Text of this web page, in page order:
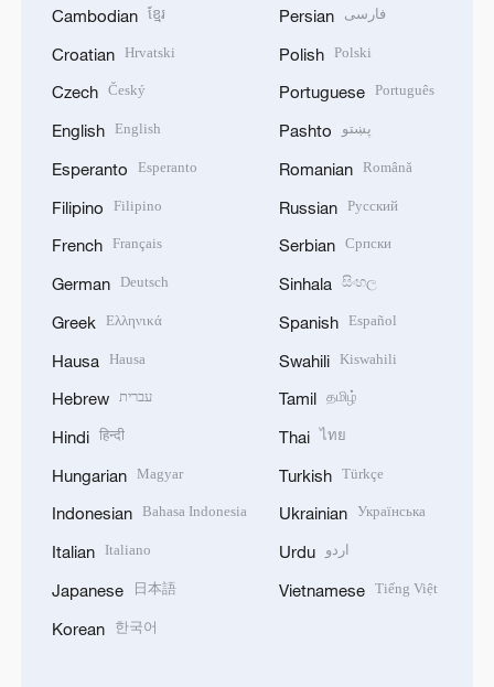
Cambodian ខ្មែរ
Croatian Hrvatski
Czech Český
English English
Esperanto Esperanto
Filipino Filipino
French Français
German Deutsch
Greek Ελληνικά
Hausa Hausa
Hebrew עברית
Hindi हिन्दी
Hungarian Magyar
Indonesian Bahasa Indonesia
Italian Italiano
Japanese 日本語
Korean 한국어
Persian فارسی
Polish Polski
Portuguese Português
Pashto پښتو
Romanian Română
Russian Русский
Serbian Српски
Sinhala සිංහල
Spanish Español
Swahili Kiswahili
Tamil தமிழ்
Thai ไทย
Turkish Türkçe
Ukrainian Українська
Urdu اردو
Vietnamese Tiếng Việt